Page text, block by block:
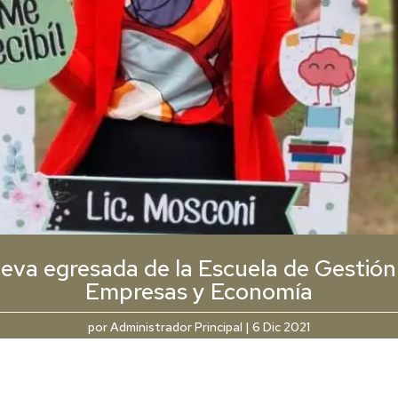
egresada de la Escuela de
Empresas y Economía
porAdministrador Principal | 6 Dic 2021